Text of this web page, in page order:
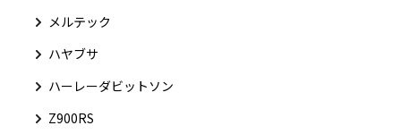
メルテック
ハヤブサ
ハーレーダビットソン
Z900RS